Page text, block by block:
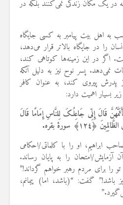
در یک مکان زندگی نمی‌کنند بلکه در
به اهل بیت پیامبر به کسی جایگاه
را در جایگاه بالاتر قرار می‌دهد،
اگر در این زمینه‌ها کوتاهی کند،
نمی‌دهد. پسر نوح نیز به دلیل آنکه
پدرش پیروی کند، به عنوان کافر
بسیار اهمیت دارد:
قَالَ إِنِّی جَاعِلُکَ لِلنَّاسِ إِمَامًا قَالَ
سورهٔ بقره.
ابراهیم، او را با کلماتی/احکامی
امتحان را به پایان رساند.
را برای مردم رهبر خواهم گرداند!”
گفت: “(باشد، اما) پیمانم،